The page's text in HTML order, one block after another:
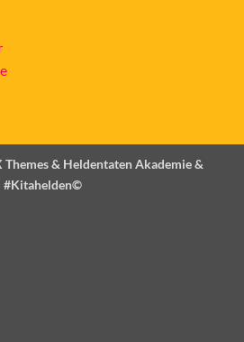
Themes & Heldentaten Akademie &
#Kitahelden©